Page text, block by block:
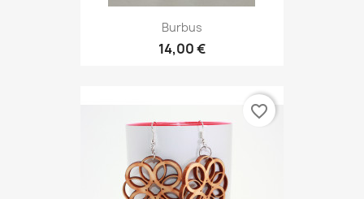
Burbus
14,00 €
favorite_border